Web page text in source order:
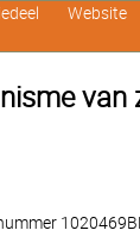
van
Website